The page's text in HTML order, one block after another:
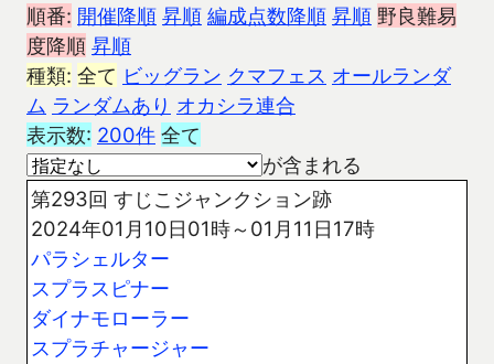
順番: 開催降順 昇順 編成点数降順 昇順 野良難易
度降順 昇順
種類: 全て ビッグラン クマフェス オールランダ
ム ランダムあり オカシラ連合
表示数: 200件 全て
が含まれる
第293回 すじこジャンクション跡
2024年01月10日01時～01月11日17時
パラシェルター
スプラスピナー
ダイナモローラー
スプラチャージャー